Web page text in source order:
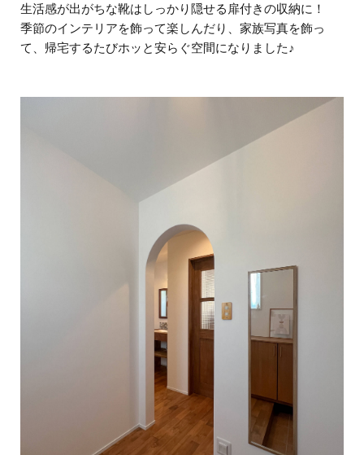
生活感が出がちな靴はしっかり隠せる扉付きの収納に！
季節のインテリアを飾って楽しんだり、家族写真を飾っ
て、帰宅するたびホッと安らぐ空間になりました♪